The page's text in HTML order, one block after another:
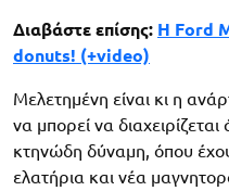
Διαβάστε επίσης: Η Ford
donuts! (+video)
Μελετημένη είναι κι η
να μπορεί να
κτηνώδη δύναμη, όπου
ελατήρια και νέα